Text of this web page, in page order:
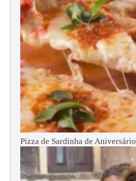
Pizza de Sardinha de Aniversário